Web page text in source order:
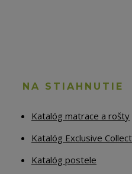
NA STIAHNUTIE
Katalóg matrace a rošty
Katalóg Exclusive
Katalóg postele